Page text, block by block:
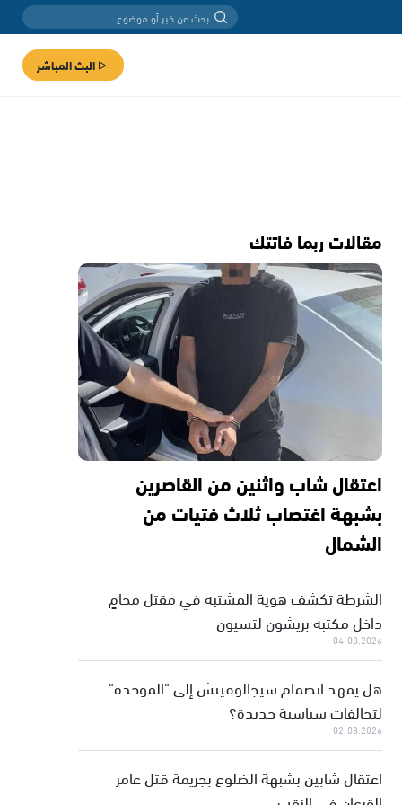
البث المباشر
مقالات ربما فاتتك
اعتقال شاب واثنين من القاصرين
بشبهة اغتصاب ثلاث فتيات من
الشمال
الشرطة تكشف هوية المشتبه في مقتل محامٍ
داخل مكتبه بريشون لتسيون
04.08.2026
هل يمهد انضمام سيجالوفيتش إلى "الموحدة"
لتحالفات سياسية جديدة؟
02.08.2026
اعتقال شابين بشبهة الضلوع بجريمة قتل عامر